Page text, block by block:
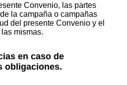
Convenio, las partes
la campaña o campañas
del presente Convenio y el
mismas.
en caso de
obligaciones.